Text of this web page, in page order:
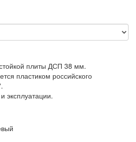
плиты ДСП 38 мм.
пластиком российского
эксплуатации.